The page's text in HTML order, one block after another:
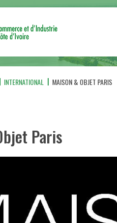
INTERNATIONAL MAISON & OBJET PARIS
Paris